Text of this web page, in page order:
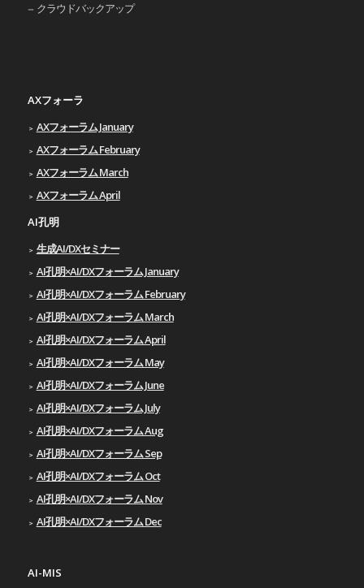
クラウドバックアップ
AXフォーラ
AXフォーラム January
AXフォーラム February
AXフォーラム March
AXフォーラム April
AI孔明
生成AI/DXセミナー
AI孔明×AI/DXフォーラム January
AI孔明×AI/DXフォーラム February
AI孔明×AI/DXフォーラム March
AI孔明×AI/DXフォーラム April
AI孔明×AI/DXフォーラム May
AI孔明×AI/DXフォーラム June
AI孔明×AI/DXフォーラム July
AI孔明×AI/DXフォーラム Aug
AI孔明×AI/DXフォーラム Sep
AI孔明×AI/DXフォーラム Oct
AI孔明×AI/DXフォーラム Nov
AI孔明×AI/DXフォーラム Dec
AI-MIS